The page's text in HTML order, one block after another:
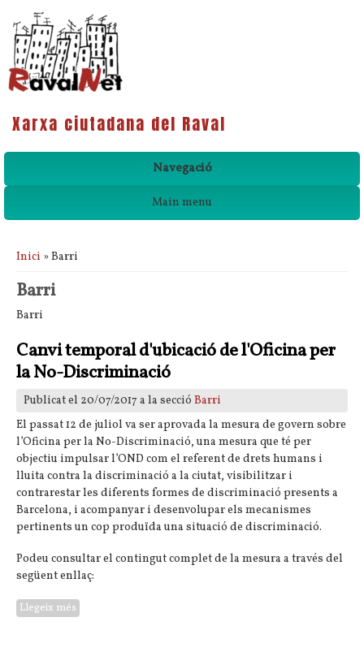
Xarxa ciutadana del Raval
Navegació
Main menu
Esteu aquí
Inici » Barri
Barri
Barri
Canvi temporal d'ubicació de l'Oficina per
la No-Discriminació
Publicat el 20/07/2017 a la secció Barri
El passat 12 de juliol va ser aprovada la mesura de govern sobre
l’Oficina per la No-Discriminació, una mesura que té per
objectiu impulsar l’OND com el referent de drets humans i
lluita contra la discriminació a la ciutat, visibilitzar i
contrarestar les diferents formes de discriminació presents a
Barcelona, i acompanyar i desenvolupar els mecanismes
pertinents un cop produïda una situació de discriminació.
Podeu consultar el contingut complet de la mesura a través del
següent enllaç:
Llegeix més